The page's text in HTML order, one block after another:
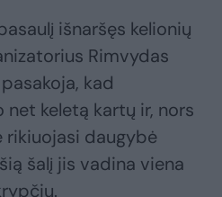
išnaršęs kelionių
Rimvydas
kad
keletą kartų ir, nors
rikiuojasi daugybė
šalį jis vadina viena